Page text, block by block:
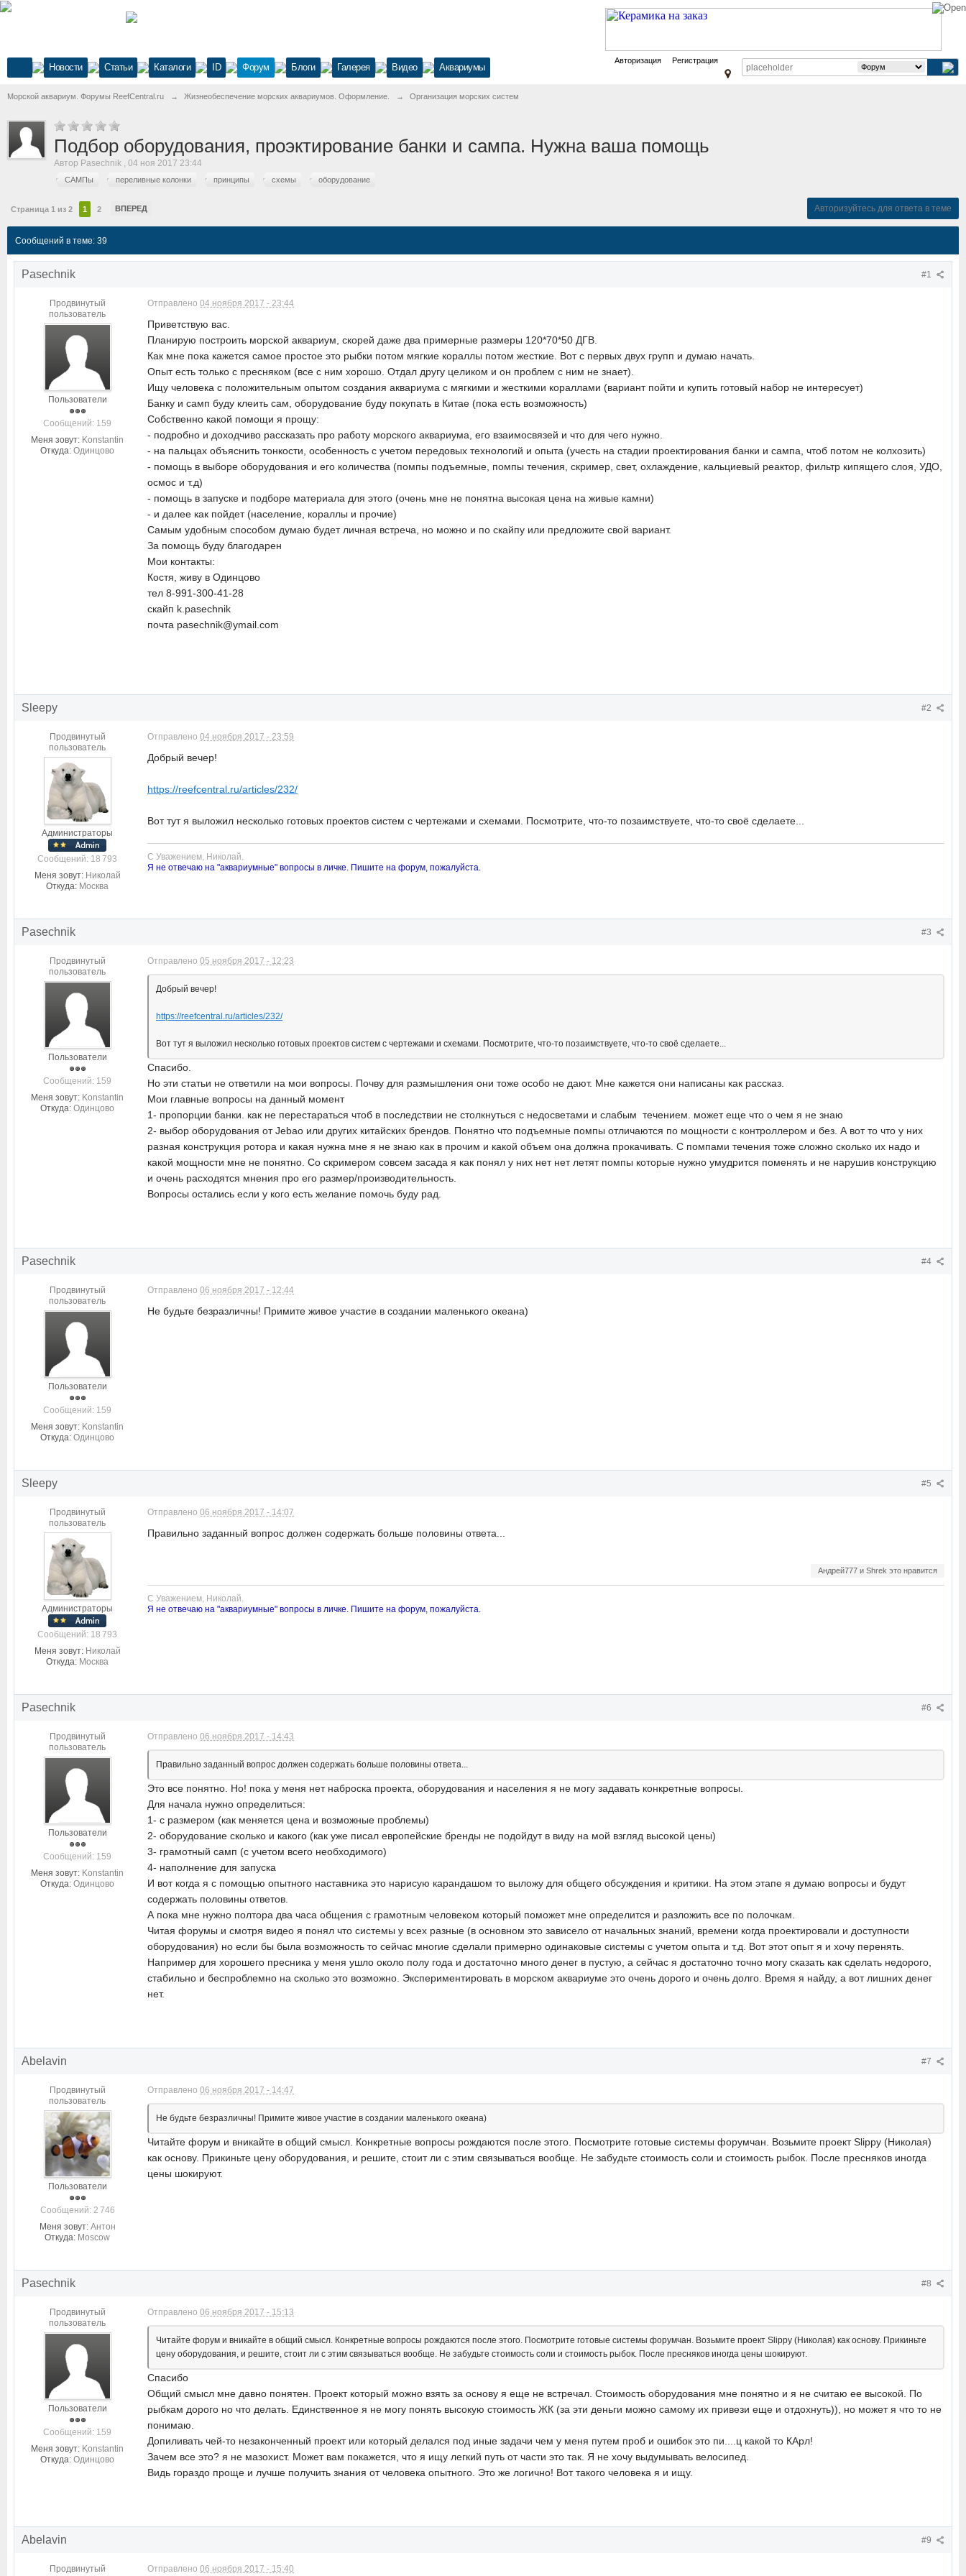
Новости Статьи Каталоги ID Форум Блоги Галерея Видео Аквариумы
Авторизация Регистрация
Морской аквариум. Форумы ReefCentral.ru → Жизнеобеспечение морских аквариумов. Оформление. → Организация морских систем
Подбор оборудования, проэктирование банки и сампа. Нужна ваша помощь
Автор Pasechnik , 04 ноя 2017 23:44
САМПы переливные колонки принципы схемы оборудование
Страница 1 из 2 1 2 ВПЕРЕД Авторизуйтесь для ответа в теме
Сообщений в теме: 39
#1
Pasechnik
Продвинутый
пользователь
Пользователи
Cообщений: 159
Меня зовут: Konstantin
Откуда: Одинцово
Отправлено 04 ноября 2017 - 23:44
Приветствую вас.
Планирую построить морской аквариум, скорей даже два примерные размеры 120*70*50 ДГВ.
Как мне пока кажется самое простое это рыбки потом мягкие кораллы потом жесткие. Вот с первых двух групп и думаю начать.
Опыт есть только с пресняком (все с ним хорошо. Отдал другу целиком и он проблем с ним не знает).
Ищу человека с положительным опытом создания аквариума с мягкими и жесткими кораллами (вариант пойти и купить готовый набор не интересует)
Банку и самп буду клеить сам, оборудование буду покупать в Китае (пока есть возможность)
Собственно какой помощи я прощу:
- подробно и доходчиво рассказать про работу морского аквариума, его взаимосвязей и что для чего нужно.
- на пальцах объяснить тонкости, особенность с учетом передовых технологий и опыта (учесть на стадии проектирования банки и сампа, чтоб потом не колхозить)
- помощь в выборе оборудования и его количества (помпы подъемные, помпы течения, скример, свет, охлаждение, кальциевый реактор, фильтр кипящего слоя, УДО,
осмос и т.д)
- помощь в запуске и подборе материала для этого (очень мне не понятна высокая цена на живые камни)
- и далее как пойдет (население, кораллы и прочие)
Самым удобным способом думаю будет личная встреча, но можно и по скайпу или предложите свой вариант.
За помощь буду благодарен
Мои контакты:
Костя, живу в Одинцово
тел 8-991-300-41-28
скайп k.pasechnik
почта pasechnik@ymail.com
#2
Sleepy
Продвинутый
пользователь
Администраторы
Cообщений: 18 793
Меня зовут: Николай
Откуда: Москва
Отправлено 04 ноября 2017 - 23:59
Добрый вечер!
https://reefcentral.ru/articles/232/
Вот тут я выложил несколько готовых проектов систем с чертежами и схемами. Посмотрите, что-то позаимствуете, что-то своё сделаете...
С Уважением, Николай.
Я не отвечаю на "аквариумные" вопросы в личке. Пишите на форум, пожалуйста.
#3
Pasechnik
Продвинутый
пользователь
Пользователи
Cообщений: 159
Меня зовут: Konstantin
Откуда: Одинцово
Отправлено 05 ноября 2017 - 12:23
Добрый вечер!
https://reefcentral.ru/articles/232/
Вот тут я выложил несколько готовых проектов систем с чертежами и схемами. Посмотрите, что-то позаимствуете, что-то своё сделаете...
Спасибо.
Но эти статьи не ответили на мои вопросы. Почву для размышления они тоже особо не дают. Мне кажется они написаны как рассказ.
Мои главные вопросы на данный момент
1- пропорции банки. как не перестараться чтоб в последствии не столкнуться с недосветами и слабым течением. может еще что о чем я не знаю
2- выбор оборудования от Jebao или других китайских брендов. Понятно что подъемные помпы отличаются по мощности с контроллером и без. А вот то что у них
разная конструкция ротора и какая нужна мне я не знаю как в прочим и какой объем она должна прокачивать. С помпами течения тоже сложно сколько их надо и
какой мощности мне не понятно. Со скримером совсем засада я как понял у них нет нет летят помпы которые нужно умудрится поменять и не нарушив конструкцию
и очень расходятся мнения про его размер/производительность.
Вопросы остались если у кого есть желание помочь буду рад.
#4
Pasechnik
Продвинутый
пользователь
Пользователи
Cообщений: 159
Меня зовут: Konstantin
Откуда: Одинцово
Отправлено 06 ноября 2017 - 12:44
Не будьте безразличны! Примите живое участие в создании маленького океана)
#5
Sleepy
Продвинутый
пользователь
Администраторы
Cообщений: 18 793
Меня зовут: Николай
Откуда: Москва
Отправлено 06 ноября 2017 - 14:07
Правильно заданный вопрос должен содержать больше половины ответа...
Андрей777 и Shrek это нравится
С Уважением, Николай.
Я не отвечаю на "аквариумные" вопросы в личке. Пишите на форум, пожалуйста.
#6
Pasechnik
Продвинутый
пользователь
Пользователи
Cообщений: 159
Меня зовут: Konstantin
Откуда: Одинцово
Отправлено 06 ноября 2017 - 14:43
Правильно заданный вопрос должен содержать больше половины ответа...
Это все понятно. Но! пока у меня нет наброска проекта, оборудования и населения я не могу задавать конкретные вопросы.
Для начала нужно определиться:
1- с размером (как меняется цена и возможные проблемы)
2- оборудование сколько и какого (как уже писал европейские бренды не подойдут в виду на мой взгляд высокой цены)
3- грамотный самп (с учетом всего необходимого)
4- наполнение для запуска
И вот когда я с помощью опытного наставника это нарисую карандашом то выложу для общего обсуждения и критики. На этом этапе я думаю вопросы и будут
содержать половины ответов.
А пока мне нужно полтора два часа общения с грамотным человеком который поможет мне определится и разложить все по полочкам.
Читая форумы и смотря видео я понял что системы у всех разные (в основном это зависело от начальных знаний, времени когда проектировали и доступности
оборудования) но если бы была возможность то сейчас многие сделали примерно одинаковые системы с учетом опыта и т.д. Вот этот опыт я и хочу перенять.
Например для хорошего пресника у меня ушло около полу года и достаточно много денег в пустую, а сейчас я достаточно точно могу сказать как сделать недорого,
стабильно и беспроблемно на сколько это возможно. Экспериментировать в морском аквариуме это очень дорого и очень долго. Время я найду, а вот лишних денег
нет.
#7
Abelavin
Продвинутый
пользователь
Пользователи
Cообщений: 2 746
Меня зовут: Антон
Откуда: Moscow
Отправлено 06 ноября 2017 - 14:47
Не будьте безразличны! Примите живое участие в создании маленького океана)
Читайте форум и вникайте в общий смысл. Конкретные вопросы рождаются после этого. Посмотрите готовые системы форумчан. Возьмите проект Slippy (Николая)
как основу. Прикиньте цену оборудования, и решите, стоит ли с этим связываться вообще. Не забудьте стоимость соли и стоимость рыбок. После пресняков иногда
цены шокируют.
#8
Pasechnik
Продвинутый
пользователь
Пользователи
Cообщений: 159
Меня зовут: Konstantin
Откуда: Одинцово
Отправлено 06 ноября 2017 - 15:13
Читайте форум и вникайте в общий смысл. Конкретные вопросы рождаются после этого. Посмотрите готовые системы форумчан. Возьмите проект Slippy (Николая) как основу. Прикиньте
цену оборудования, и решите, стоит ли с этим связываться вообще. Не забудьте стоимость соли и стоимость рыбок. После пресняков иногда цены шокируют.
Спасибо
Общий смысл мне давно понятен. Проект который можно взять за основу я еще не встречал. Стоимость оборудования мне понятно и я не считаю ее высокой. По
рыбкам дорого но что делать. Единственное я не могу понять высокую стоимость ЖК (за эти деньги можно самому их привези еще и отдохнуть)), но может я что то не
понимаю.
Допиливать чей-то незаконченный проект или который делался под иные задачи чем у меня путем проб и ошибок это пи....ц какой то КАрл!
Зачем все это? я не мазохист. Может вам покажется, что я ищу легкий путь от части это так. Я не хочу выдумывать велосипед.
Видь гораздо проще и лучше получить знания от человека опытного. Это же логично! Вот такого человека я и ищу.
#9
Abelavin
Продвинутый
Отправлено 06 ноября 2017 - 15:40